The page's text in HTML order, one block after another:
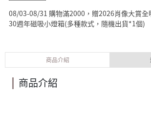
08/03-08/31 購物滿2000，贈2026肖像大賞全
30週年磁吸小燈箱(多種款式，隨機出貨*1個)
商品介紹
商品介紹